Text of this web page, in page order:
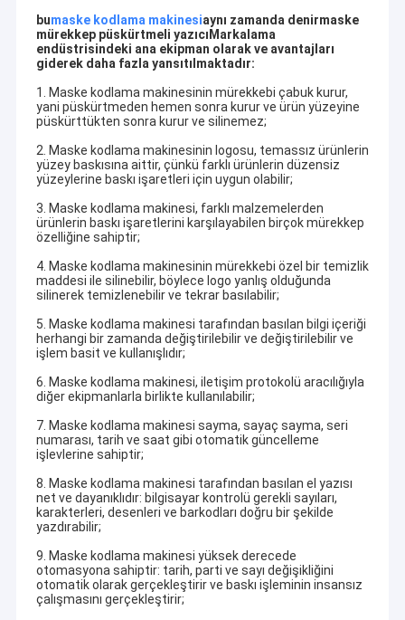
bumaske kodlama makinesiaynı zamanda denirmaske
mürekkep püskürtmeli yazıcı Markalama
endüstrisindeki ana ekipman olarak ve avantajları
giderek daha fazla yansıtılmaktadır:
1. Maske kodlama makinesinin mürekkebi çabuk kurur,
yani püskürtmeden hemen sonra kurur ve ürün yüzeyine
püskürttükten sonra kurur ve silinemez;
2. Maske kodlama makinesinin logosu, temassız ürünlerin
yüzey baskısına aittir, çünkü farklı ürünlerin düzensiz
yüzeylerine baskı işaretleri için uygun olabilir;
3. Maske kodlama makinesi, farklı malzemelerden
ürünlerin baskı işaretlerini karşılayabilen birçok mürekkep
özelliğine sahiptir;
4. Maske kodlama makinesinin mürekkebi özel bir temizlik
maddesi ile silinebilir, böylece logo yanlış olduğunda
silinerek temizlenebilir ve tekrar basılabilir;
5. Maske kodlama makinesi tarafından basılan bilgi içeriği
herhangi bir zamanda değiştirilebilir ve değiştirilebilir ve
işlem basit ve kullanışlıdır;
6. Maske kodlama makinesi, iletişim protokolü aracılığıyla
diğer ekipmanlarla birlikte kullanılabilir;
7. Maske kodlama makinesi sayma, sayaç sayma, seri
numarası, tarih ve saat gibi otomatik güncelleme
işlevlerine sahiptir;
8. Maske kodlama makinesi tarafından basılan el yazısı
net ve dayanıklıdır: bilgisayar kontrolü gerekli sayıları,
karakterleri, desenleri ve barkodları doğru bir şekilde
yazdırabilir;
9. Maske kodlama makinesi yüksek derecede
otomasyona sahiptir: tarih, parti ve sayı değişikliğini
otomatik olarak gerçekleştirir ve baskı işleminin insansız
çalışmasını gerçekleştirir;